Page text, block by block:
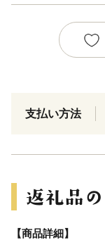
支払い方法
【商品詳細】